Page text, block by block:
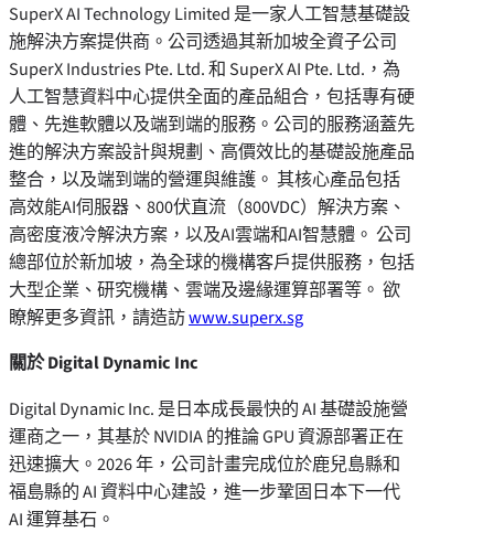
SuperX AI Technology Limited 是一家人工智慧基礎設
施解決方案提供商。公司透過其新加坡全資子公司
SuperX Industries Pte. Ltd. 和 SuperX AI Pte. Ltd.，為
人工智慧資料中心提供全面的產品組合，包括專有硬
體、先進軟體以及端到端的服務。公司的服務涵蓋先
進的解決方案設計與規劃、高價效比的基礎設施產品
整合，以及端到端的營運與維護。 其核心產品包括
高效能AI伺服器、800伏直流（800VDC）解決方案、
高密度液冷解決方案，以及AI雲端和AI智慧體。 公司
總部位於新加坡，為全球的機構客戶提供服務，包括
大型企業、研究機構、雲端及邊緣運算部署等。 欲
瞭解更多資訊，請造訪www.superx.sg
關於Digital Dynamic Inc
Digital Dynamic Inc. 是日本成長最快的 AI 基礎設施營
運商之一，其基於 NVIDIA 的推論 GPU 資源部署正在
迅速擴大。2026 年，公司計畫完成位於鹿兒島縣和
福島縣的 AI 資料中心建設，進一步鞏固日本下一代
AI 運算基石。